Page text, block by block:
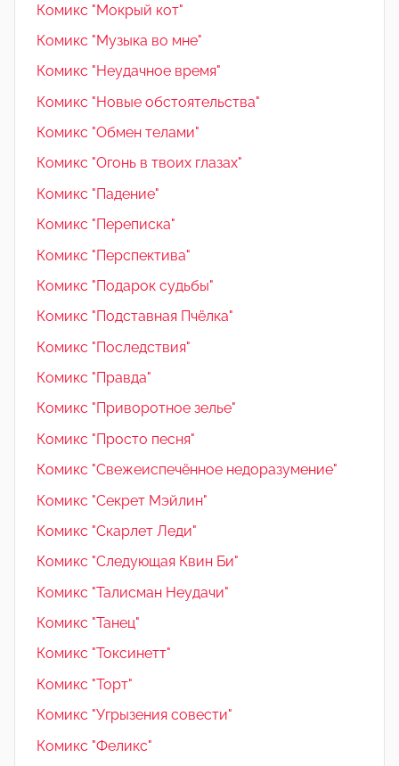
Комикс "Мокрый кот"
Комикс "Музыка во мне"
Комикс "Неудачное время"
Комикс "Новые обстоятельства"
Комикс "Обмен телами"
Комикс "Огонь в твоих глазах"
Комикс "Падение"
Комикс "Переписка"
Комикс "Перспектива"
Комикс "Подарок судьбы"
Комикс "Подставная Пчёлка"
Комикс "Последствия"
Комикс "Правда"
Комикс "Приворотное зелье"
Комикс "Просто песня"
Комикс "Свежеиспечённое недоразумение"
Комикс "Секрет Мэйлин"
Комикс "Скарлет Леди"
Комикс "Следующая Квин Би"
Комикс "Талисман Неудачи"
Комикс "Танец"
Комикс "Токсинетт"
Комикс "Торт"
Комикс "Угрызения совести"
Комикс "Феликс"